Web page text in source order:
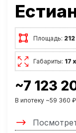
Площадь:
Габариты: 17
~7 123
В ипотеку ~59 360